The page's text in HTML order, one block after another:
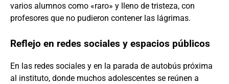
varios alumnos como «raro» y lleno de tristeza, con
profesores que no pudieron contener las lágrimas.
Reflejo en redes sociales y espacios públicos
En las redes sociales y en la parada de autobús próxima
al instituto, donde muchos adolescentes se reúnen a